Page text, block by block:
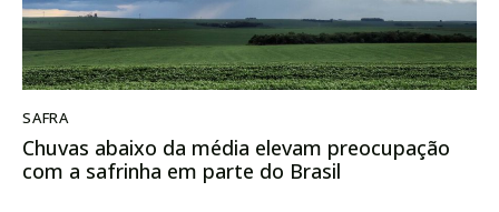
SAFRA
Chuvas abaixo da média elevam preocupação
com a safrinha em parte do Brasil